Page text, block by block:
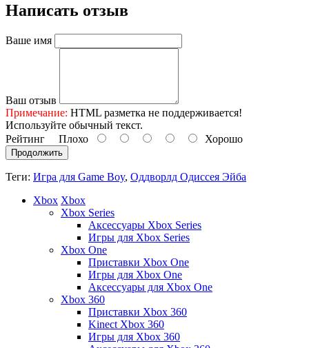
Написать отзыв
Ваше имя
Ваш отзыв
Примечание: HTML разметка не поддерживается!
Используйте обычный текст.
Рейтинг Плохо Хорошо
Продолжить
Теги: Игра для Game Boy, Оддворлд Одиссея Эйба
Xbox Xbox
Xbox Series
Аксессуары Xbox Series
Игры для Xbox Series
Xbox One
Приставки Xbox One
Игры для Xbox One
Аксессуары для Xbox One
Xbox 360
Приставки Xbox 360
Kinect Xbox 360
Игры для Xbox 360